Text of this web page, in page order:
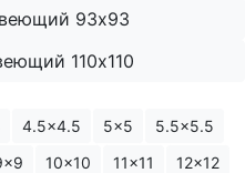
93х93
110х110
4.5x4.5 5x5
5.5x5.5
10x10 11x11
12x12